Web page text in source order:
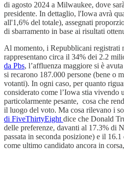
di agosto 2024 a Milwaukee, dove
presidente. In dettaglio, l'Iowa avrà
all'1,6% del totale), assegnati
di sbarramento in base ai risultati
Al momento, i Repubblicani registrati
rappresentano circa il 34% dei 2.2
da Pbs, l’affluenza maggiore si è
si recarono 187.000 persone (bene o
votanti). In ogni caso, per quanto
considerato come l’Iowa stia vivendo
particolarmente pesante, cosa che
il luogo del voto. Ma cosa rilevano i
di FiveThirtyEight dice che Donald
delle preferenze, davanti al 17.3% di
passata in seconda posizione) e il
come ultimo candidato ancora in